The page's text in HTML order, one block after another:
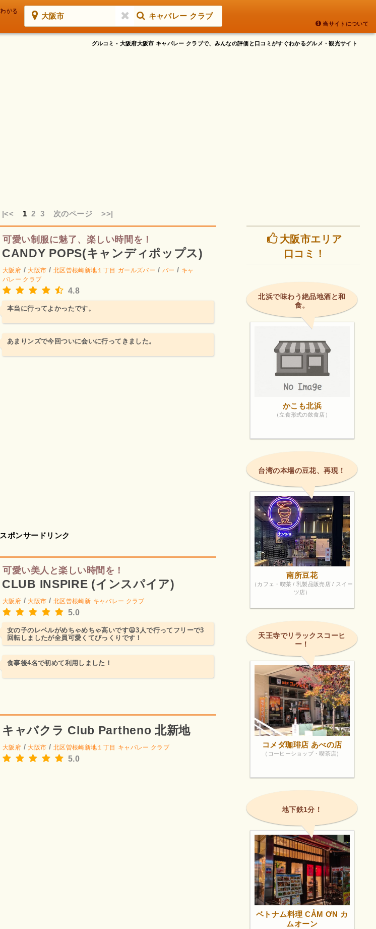
大阪市 キャバレー クラブ
当サイトについて
グルコミ - 大阪府大阪市 キャバレー クラブで、みんなの評価と口コミがすぐわかるグルメ・観光サイト
|<< 12 3 次のページ >>|
可愛い制服に魅了、楽しい時間を！
CANDY POPS(キャンディポップス)
大阪府 / 大阪市 / 北区曾根崎新地１丁目 ガールズバー / バー / キャ
バレー クラブ
4.8
本当に行ってよかったです。
あまりンズで今回ついに会いに行ってきました。
スポンサードリンク
可愛い美人と楽しい時間を！
CLUB INSPIRE (インスパイア)
大阪府 / 大阪市 / 北区曾根崎新 キャバレー クラブ
5.0
女の子のレベルがめちゃめちゃ高いです😦3人で行ってフリーで3
回転しましたが全員可愛くてびっくりです！
食事後4名で初めて利用しました！
キャバクラ Club Partheno 北新地
大阪府 / 大阪市 / 北区曽根崎新地１丁目 キャバレー クラブ
5.0
大阪市エリア
口コミ！
北浜で味わう絶品地酒と和
食。
かこも北浜
（立食形式の飲食店）
台湾の本場の豆花、再現！
南所豆花
（カフェ・喫茶 / 乳製品販売店 / スイー
ツ店）
天王寺でリラックスコーヒ
ー！
コメダ珈琲店 あべの店
（コーヒーショップ・喫茶店）
地下鉄1分！
ベトナム料理 CẢM ƠN カ
ムオーン